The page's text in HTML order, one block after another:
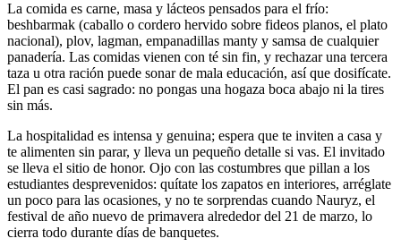
La comida es carne, masa y lácteos pensados para el frío:
beshbarmak (caballo o cordero hervido sobre fideos planos, el plato
nacional), plov, lagman, empanadillas manty y samsa de cualquier
panadería. Las comidas vienen con té sin fin, y rechazar una tercera
taza u otra ración puede sonar de mala educación, así que dosifícate.
El pan es casi sagrado: no pongas una hogaza boca abajo ni la tires
sin más.
La hospitalidad es intensa y genuina; espera que te inviten a casa y
te alimenten sin parar, y lleva un pequeño detalle si vas. El invitado
se lleva el sitio de honor. Ojo con las costumbres que pillan a los
estudiantes desprevenidos: quítate los zapatos en interiores, arréglate
un poco para las ocasiones, y no te sorprendas cuando Nauryz, el
festival de año nuevo de primavera alrededor del 21 de marzo, lo
cierra todo durante días de banquetes.